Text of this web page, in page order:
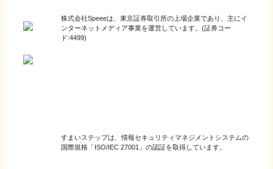
株式会社Speeeは、東京証券取引所の上場企業であり、主にイ
ンターネットメディア事業を運営しています。(証券コー
ド:4499)
すまいステップは、情報セキュリティマネジメントシステムの
国際規格「ISO/IEC 27001」の認証を取得しています。